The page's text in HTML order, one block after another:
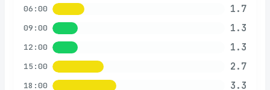
06:00 1.7
09:00 1.3
12:00 1.3
15:00 2.7
18:00 3.3